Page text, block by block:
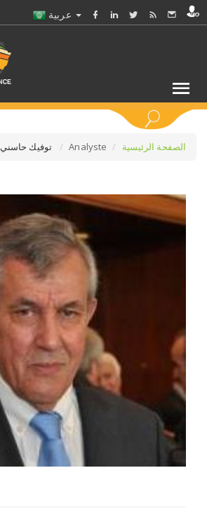
الصفحة الرئيسية Analyste توفيك حاسني